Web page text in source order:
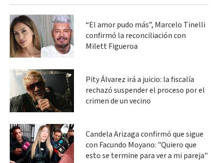
“El amor pudo más”, Marcelo Tinelli
confirmó la reconciliación con
Milett Figueroa
Pity Álvarez irá a juicio: la fiscalía
rechazó suspender el proceso por el
crimen de un vecino
Candela Arizaga confirmó que sigue
con Facundo Moyano: "Quiero que
esto se termine para ver a mi pareja"